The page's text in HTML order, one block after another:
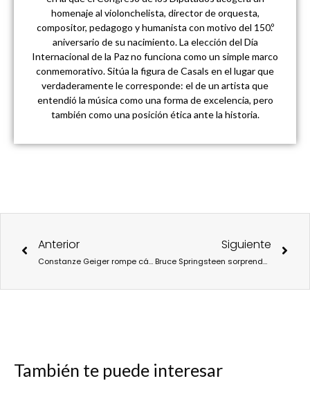
homenaje al violonchelista, director de orquesta,
compositor, pedagogo y humanista con motivo del 150.º
aniversario de su nacimiento. La elección del Día
Internacional de la Paz no funciona como un simple marco
conmemorativo. Sitúa la figura de Casals en el lugar que
verdaderamente le corresponde: el de un artista que
entendió la música como una forma de excelencia, pero
también como una posición ética ante la historia.
Anterior
Constanze Geiger rompe cánones y se convierte en la primera compositora mujer cuya obra, estará presente en Concierto de Año Nuevo de la Orquesta Filarmónica de Viena después de 84 ediciones de un cierto patriarcado musical
Siguiente
Bruce Springsteen sorprende al panorama musical contemporáneo con “Road Diary”
También te puede interesar